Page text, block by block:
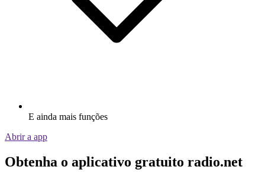
E ainda mais funções
Abrir a app
Obtenha o aplicativo gratuito radio.net